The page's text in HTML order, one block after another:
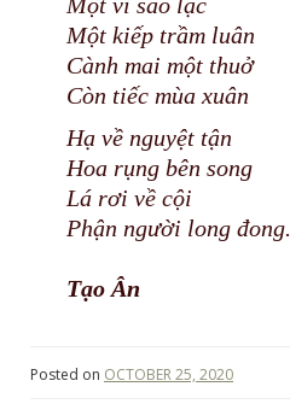
Một kiếp trầm luân
Cành mai một thuở
Còn tiếc mùa xuân
Hạ về nguyệt tận
Hoa rụng bên song
Lá rơi về cội
Phận người long đong.
Tạo Ân
Posted on OCTOBER 25, 2020